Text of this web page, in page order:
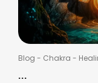
Blog - Chakra -
...